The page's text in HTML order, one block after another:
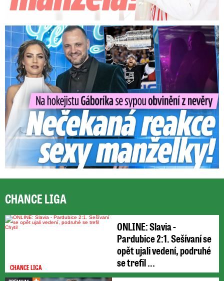
Na Gáboríka se sypou obvinění z nevěry: Reakce manželky!
CHANCE LIGA
CHANCE LIGA
ONLINE: Slavia -
Pardubice 2:1. Sešívaní se
opět ujali vedení, podruhé
se trefil ...